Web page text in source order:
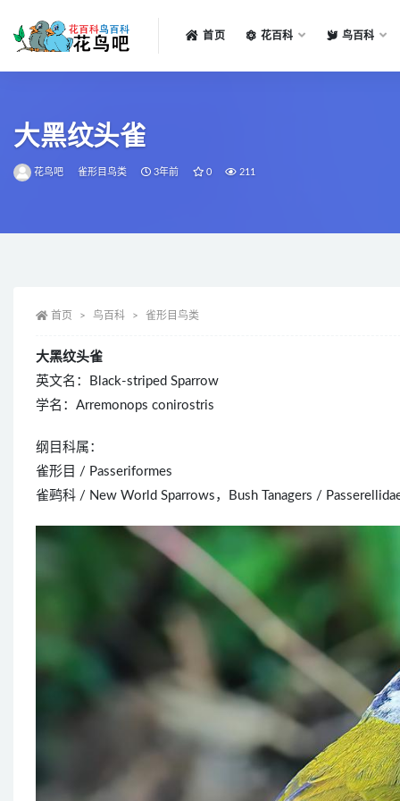
首页 花百科 鸟百科
大黑纹头雀
花鸟吧 雀形目鸟类 3年前 0 211
首页 鸟百科 雀形目鸟类
大黑纹头雀
英文名：Black-striped Sparrow
学名：Arremonops conirostris
纲目科属：
雀形目 / Passeriformes
雀鹀科 / New World Sparrows，Bush Tanagers /